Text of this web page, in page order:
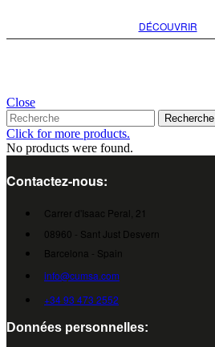
DÉCOUVRIR
Close
Recherche
Click for more products.
No products were found.
Contactez-nous:
Carrer d'Isaac Peral, 21
08960 - Sant Just Desvern
Barcelona - Spain
info@cumsa.com
+34 93 473 2552
Données personnelles: